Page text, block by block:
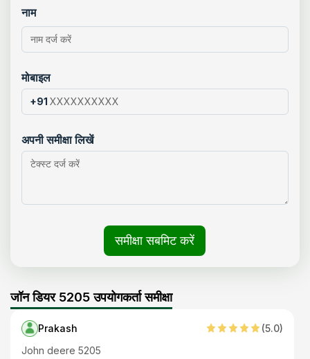
नाम
मोबाइल
+91
अपनी समीक्षा लिखें
समीक्षा सबमिट करें
जॉन डियर 5205 उपयोगकर्ता समीक्षा
Prakash (5.0)
John deere 5205